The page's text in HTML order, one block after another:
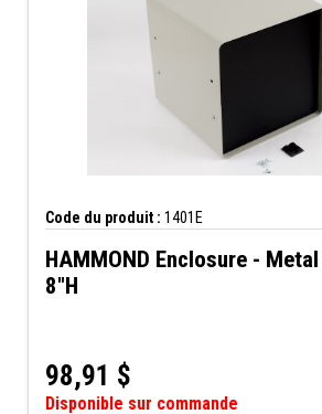
Code du produit : 1401E
HAMMOND Enclosure -
8"H
98,91 $
Disponible sur commande